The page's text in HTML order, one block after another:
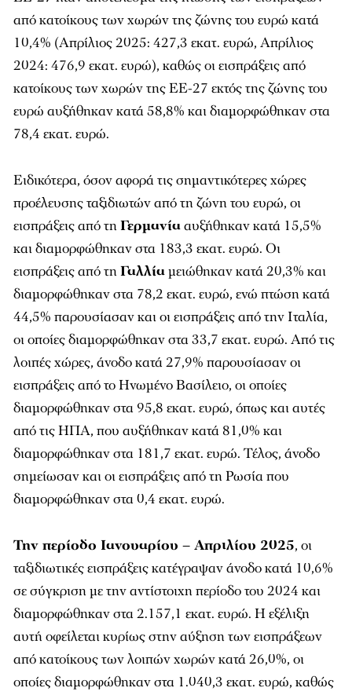
από κατοίκους των χωρών της ζώνης του ευρώ κατά
10,4% (Απρίλιος 2025: 427,3 εκατ. ευρώ, Απρίλιος
2024: 476,9 εκατ. ευρώ), καθώς οι εισπράξεις από
κατοίκους των χωρών της ΕΕ-27 εκτός της ζώνης του
ευρώ αυξήθηκαν κατά 58,8% και διαμορφώθηκαν στα
78,4 εκατ. ευρώ.
Ειδικότερα, όσον αφορά τις σημαντικότερες χώρες
προέλευσης ταξιδιωτών από τη ζώνη του ευρώ, οι
εισπράξεις από τηΓερμανίααυξήθηκαν κατά 15,5%
και διαμορφώθηκαν στα 183,3 εκατ. ευρώ. Οι
εισπράξεις από τηΓαλλίαμειώθηκαν κατά 20,3% και
διαμορφώθηκαν στα 78,2 εκατ. ευρώ, ενώ πτώση κατά
44,5% παρουσίασαν και οι εισπράξεις από την Ιταλία,
οι οποίες διαμορφώθηκαν στα 33,7 εκατ. ευρώ. Από τις
λοιπές χώρες, άνοδο κατά 27,9% παρουσίασαν οι
εισπράξεις από το Ηνωμένο Βασίλειο, οι οποίες
διαμορφώθηκαν στα 95,8 εκατ. ευρώ, όπως και αυτές
από τις ΗΠΑ, που αυξήθηκαν κατά 81,0% και
διαμορφώθηκαν στα 181,7 εκατ. ευρώ. Τέλος, άνοδο
σημείωσαν και οι εισπράξεις από τη Ρωσία που
διαμορφώθηκαν στα 0,4 εκατ. ευρώ.
Την περίοδο Ιανουαρίου – Απριλίου 2025, οι
ταξιδιωτικές εισπράξεις κατέγραψαν άνοδο κατά 10,6%
σε σύγκριση με την αντίστοιχη περίοδο του 2024 και
διαμορφώθηκαν στα 2.157,1 εκατ. ευρώ. Η εξέλιξη
αυτή οφείλεται κυρίως στην αύξηση των εισπράξεων
από κατοίκους των λοιπών χωρών κατά 26,0%, οι
οποίες διαμορφώθηκαν στα 1.040,3 εκατ. ευρώ, καθώς